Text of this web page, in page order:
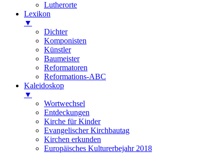
Lutherorte
Lexikon
▼
Dichter
Komponisten
Künstler
Baumeister
Reformatoren
Reformations-ABC
Kaleidoskop
▼
Wortwechsel
Entdeckungen
Kirche für Kinder
Evangelischer Kirchbautag
Kirchen erkunden
Europäisches Kulturerbejahr 2018